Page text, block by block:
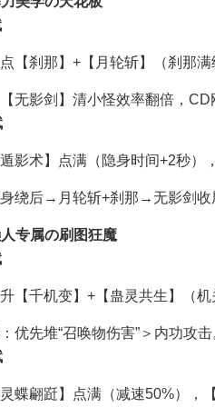
【刹那】+【月轮斩】（刹那满
【无影剑】清小怪效率翻倍，CD
影术】点满（隐身时间+2秒）
身绕后→月轮斩+刹那→无影剑收
专属の刷图狂魔
【千机变】+【蛊灵共生】（
：优先堆“召唤物伤害”＞内功攻击
蝶翩跹】点满（减速50%），